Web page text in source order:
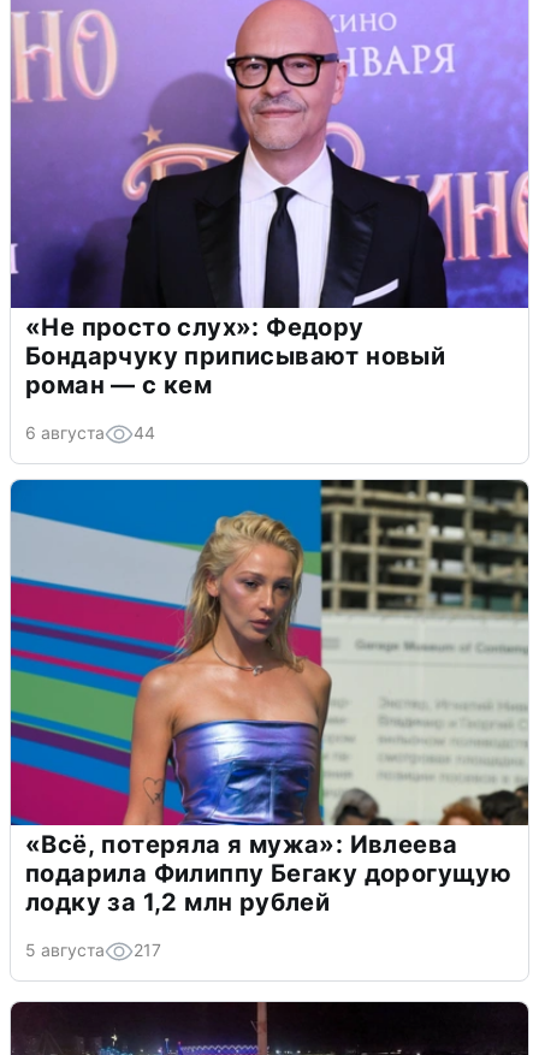
«Не просто слух»: Федору
Бондарчуку приписывают новый
роман — с кем
6 августа 44
«Всё, потеряла я мужа»: Ивлеева
подарила Филиппу Бегаку дорогущую
лодку за 1,2 млн рублей
5 августа 217